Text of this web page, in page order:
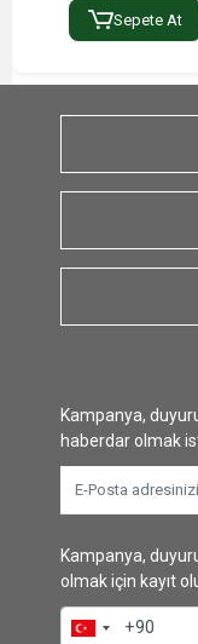
Sepete At
Kampanya,
haberdar olmak
Kampanya,
olmak için kayıt